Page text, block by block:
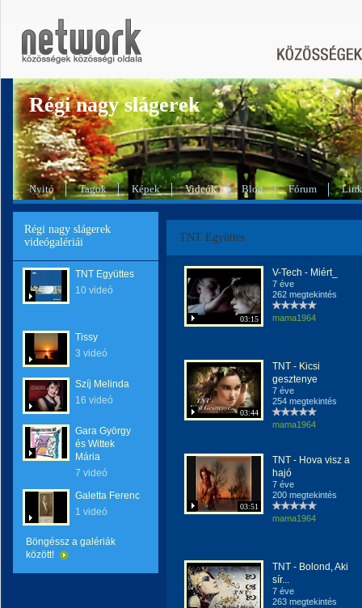
Régi nagy slágerek
Nyitó Tagok Képek Videók Blog Fórum
Régi nagy slágerek
videógalériái
TNT Együttes
10 videó
Tissy
3 videó
Szíj Melinda
16 videó
Gara György
és Wittek
Mária
7 videó
Galetta Ferenc
1 videó
Böngéssz a galériák
között!
TNT Együttes
03:15
V-Tech - Miért_
7 éve
262 megtekintés
mama1964
03:44
TNT - Kicsi
gesztenye
7 éve
254 megtekintés
mama1964
03:51
TNT - Hova visz a
hajó
7 éve
200 megtekintés
mama1964
TNT - Bolond, Aki
sír...
7 éve
263 megtekintés